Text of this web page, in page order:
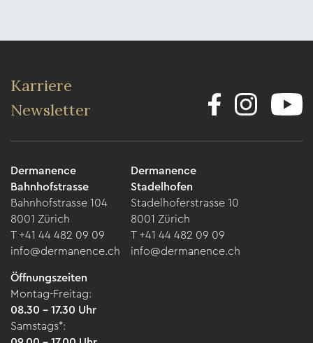
Karriere
Newsletter
Dermanence
Bahnhofstrasse
Bahnhofstrasse 104
8001 Zürich
T +41 44 482 09 09
info@dermanence.ch
Dermanence
Stadelhofen
Stadelhoferstrasse 10
8001 Zürich
T +41 44 482 09 09
info@dermanence.ch
Öffnungszeiten
Montag-Freitag:
08.30 – 17.30 Uhr
Samstags*: